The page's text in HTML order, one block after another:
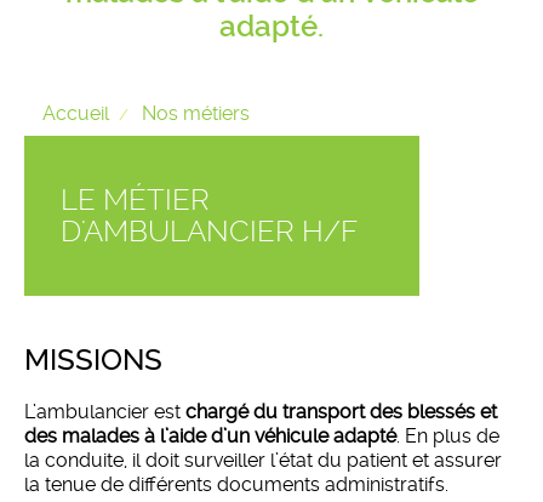
adapté.
Accueil Nos métiers
LE MÉTIER
D'AMBULANCIER H/F
MISSIONS
L’ambulancier est chargé du transport des blessés et
des malades à l’aide d’un véhicule adapté. En plus de
la conduite, il doit surveiller l’état du patient et assurer
la tenue de différents documents administratifs.